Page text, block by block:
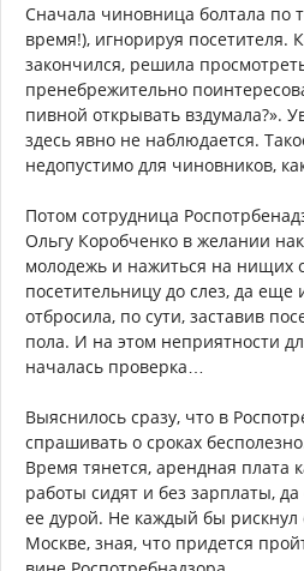
Сначала чиновница болтала по
время!), игнорируя посетителя.
закончился, решила
пренебрежительно
пивной открывать вздумала?».
здесь явно не наблюдается.
недопустимо для чиновников,
Потом сотрудница
Ольгу Коробченко в желании
молодежь и нажиться на нищих
посетительницу до слез, да еще
отбросила, по сути, заставив
пола. И на этом неприятности
началась проверка…
Выяснилось сразу, что в
спрашивать о сроках
Время тянется, арендная плата
работы сидят и без зарплаты,
ее дурой. Не каждый бы рискнул
Москве, зная, что придется